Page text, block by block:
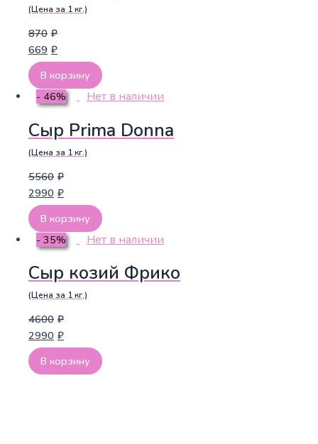
(Цена за 1 кг.)
870 ₽
669 ₽
В корзину
- 46%
Нет в наличии
Сыр Prima Donna
(Цена за 1 кг.)
5560 ₽
2990 ₽
В корзину
- 35%
Нет в наличии
Сыр козий Фрико
(Цена за 1 кг.)
4600 ₽
2990 ₽
В корзину